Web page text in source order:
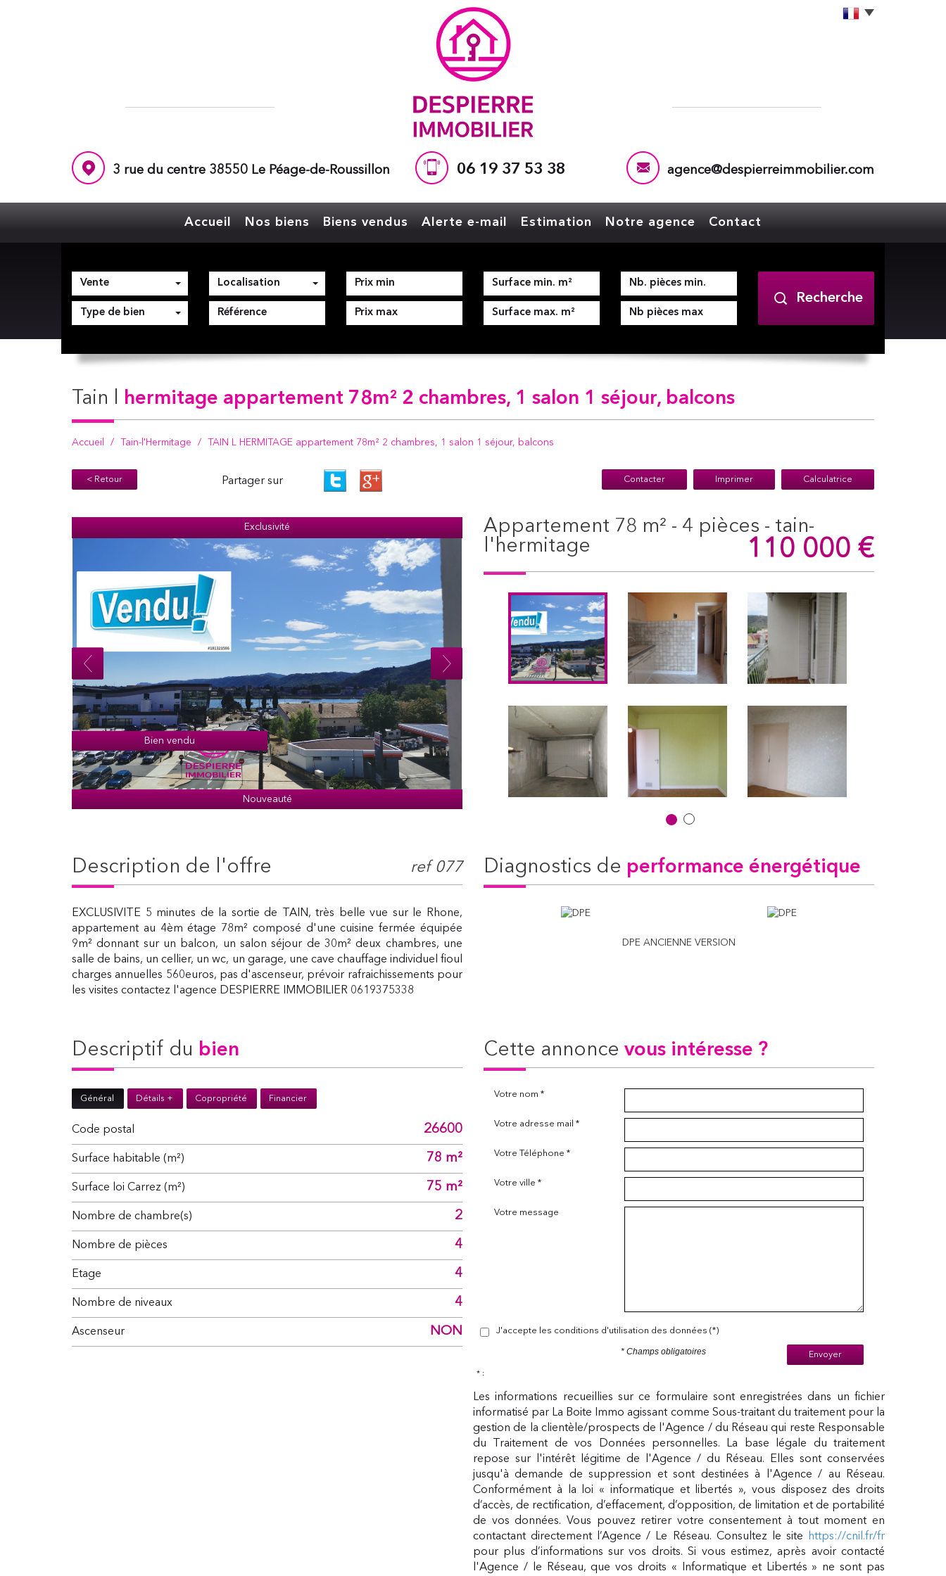
3 rue du centre 38550 Le Péage-de-Roussillon 06 19 37 53 38 agence@despierreimmobilier.com
Accueil Nos biens Biens vendus Alerte e-mail Estimation Notre agence Contact
Vente
Type de bien
Localisation
Recherche
tain l hermitage appartement 78m² 2 chambres, 1 salon 1 séjour, balcons
Accueil Tain-l'Hermitage TAIN L HERMITAGE appartement 78m² 2 chambres, 1 salon 1 séjour, balcons
< Retour Partager sur Contacter Imprimer Calculatrice
Bien vendu
Exclusivité
Nouveauté
appartement 78 m² - 4 pièces - tain-
l'hermitage
110 000 €
description de l'offre ref 077
EXCLUSIVITE 5 minutes de la sortie de TAIN, très belle vue sur le Rhone,
appartement au 4èm étage 78m² composé d'une cuisine fermée équipée
9m² donnant sur un balcon, un salon séjour de 30m² deux chambres, une
salle de bains, un cellier, un wc, un garage, une cave chauffage individuel fioul
charges annuelles 560euros, pas d'ascenseur, prévoir rafraichissements pour
les visites contactez l'agence DESPIERRE IMMOBILIER 0619375338
diagnostics de performance énergétique
DPE ANCIENNE VERSION
descriptif du bien
Général Détails + Copropriété Financier
Code postal 26600
Surface habitable (m²) 78 m²
Surface loi Carrez (m²) 75 m²
Nombre de chambre(s) 2
Nombre de pièces 4
Etage 4
Nombre de niveaux 4
Ascenseur NON
cette annonce vous intéresse ?
Votre nom *
Votre adresse mail *
Votre Téléphone *
Votre ville *
Votre message
J'accepte les conditions d'utilisation des données (*)
Envoyer
* Champs obligatoires
* :
Les informations recueillies sur ce formulaire sont enregistrées dans un fichier
informatisé par La Boite Immo agissant comme Sous-traitant du traitement pour la
gestion de la clientèle/prospects de l'Agence / du Réseau qui reste Responsable
du Traitement de vos Données personnelles. La base légale du traitement
repose sur l'intérêt légitime de l'Agence / du Réseau. Elles sont conservées
jusqu'à demande de suppression et sont destinées à l'Agence / au Réseau.
Conformément à la loi « informatique et libertés », vous disposez des droits
d’accès, de rectification, d’effacement, d’opposition, de limitation et de portabilité
de vos données. Vous pouvez retirer votre consentement à tout moment en
contactant directement l’Agence / Le Réseau. Consultez le site
https://cnil.fr/fr
pour plus d’informations sur vos droits. Si vous estimez, après avoir contacté
l'Agence / le Réseau, que vos droits « Informatique et Libertés » ne sont pas